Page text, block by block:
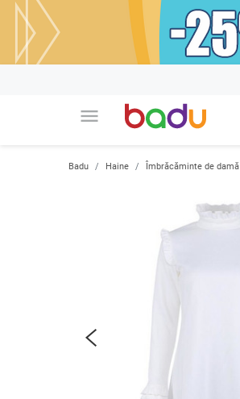
menu
Badu Haine Îmbrăcăminte de damă